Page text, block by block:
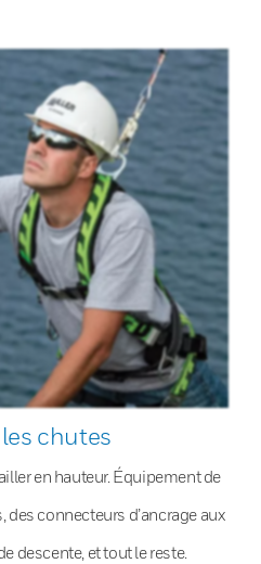
chutes
en hauteur. Équipement de
connecteurs d’ancrage aux
descente, et tout le reste.